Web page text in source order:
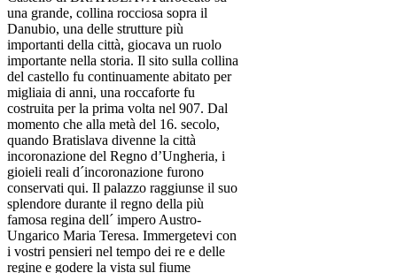
una grande, collina rocciosa sopra il
Danubio, una delle strutture più
importanti della città, giocava un ruolo
importante nella storia. Il sito sulla collina
del castello fu continuamente abitato per
migliaia di anni, una roccaforte fu
costruita per la prima volta nel 907. Dal
momento che alla metà del 16. secolo,
quando Bratislava divenne la città
incoronazione del Regno d’Ungheria, i
gioieli reali d´incoronazione furono
conservati qui. Il palazzo raggiunse il suo
splendore durante il regno della più
famosa regina dell´ impero Austro-
Ungarico Maria Teresa. Immergetevi con
i vostri pensieri nel tempo dei re e delle
regine e godere la vista sul fiume